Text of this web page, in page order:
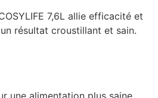
7,6L allie efficacité et
résultat croustillant et sain.